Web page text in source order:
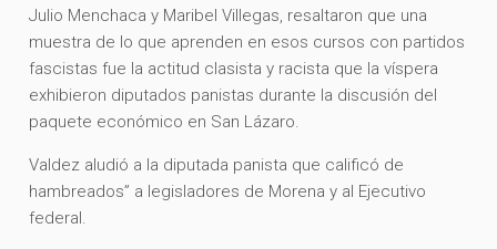
Julio Menchaca y Maribel Villegas, resaltaron que una
muestra de lo que aprenden en esos cursos con partidos
fascistas fue la actitud clasista y racista que la víspera
exhibieron diputados panistas durante la discusión del
paquete económico en San Lázaro.
Valdez aludió a la diputada panista que calificó de
hambreados” a legisladores de Morena y al Ejecutivo
federal.